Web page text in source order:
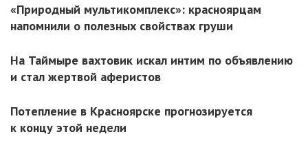
«Природный мультикомплекс»: красноярцам
напомнили о полезных свойствах груши
На Таймыре вахтовик искал интим по объявлению
и стал жертвой аферистов
Потепление в Красноярске прогнозируется
к концу этой недели